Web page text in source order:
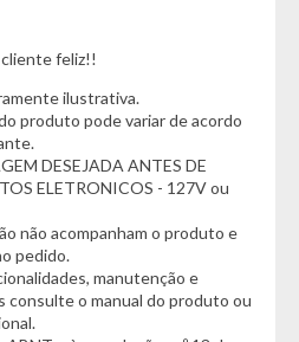
60V
a disco
feliz!!
ilustrativa.
produto pode variar de acordo
DESEJADA ANTES DE
ELETRONICOS - 127V ou
não acompanham o produto e
pedido.
manutenção e
consulte o manual do produto ou